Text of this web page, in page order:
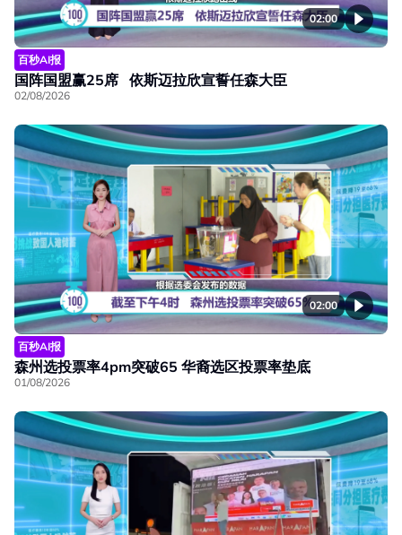
02:00
百秒AI报
国阵国盟赢25席 依斯迈拉欣宣誓任森大臣
02/08/2026
02:00
百秒AI报
森州选投票率4pm突破65 华裔选区投票率垫底
01/08/2026